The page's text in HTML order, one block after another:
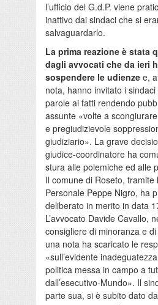
l’ufficio del G.d.P. viene
inattivo dai sindaci che si
salvaguardarlo.
La prima reazione è stata
dagli avvocati che da ieri
sospendere le udienze e,
nota, hanno invitato i
parole ai fatti rendendo
assunte «volte a
e pregiudizievole
giudiziario». La grave
giudice-coordinatore ha
stura alle polemiche ed alle
Il comune di Roseto, tramite
Personale Peppe Nigro, ha
deliberato in merito in data
L’avvocato Davide Cavallo,
consigliere di minoranza e
una nota ha scaricato le
«sull’evidente
politica messa in campo a
dall’esecutivo-Mundo». Il
parte sua, si è subito dato